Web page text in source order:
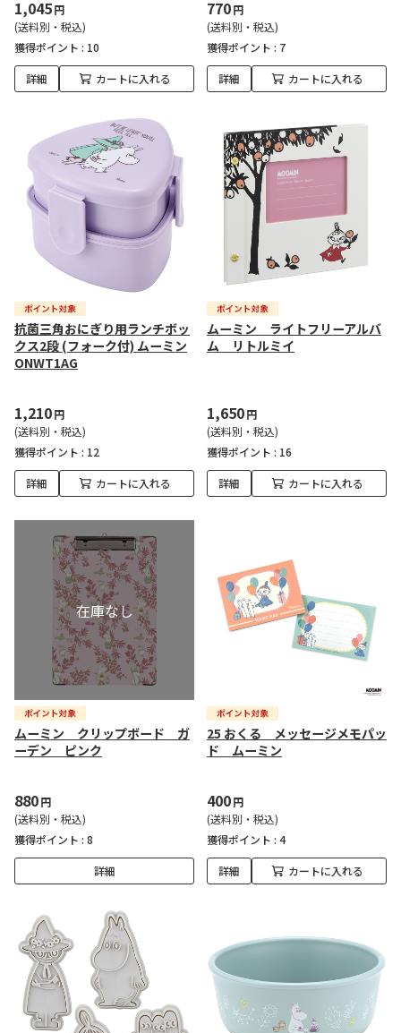
1,045円
(送料別・税込)
獲得ポイント : 10
詳細 カートに入れる
770円
(送料別・税込)
獲得ポイント : 7
詳細 カートに入れる
抗菌三角おにぎり用ランチボッ
クス2段 (フォーク付) ムーミン
ONWT1AG
1,210円
(送料別・税込)
獲得ポイント : 12
詳細 カートに入れる
ムーミン ライトフリーアルバ
ム リトルミイ
1,650円
(送料別・税込)
獲得ポイント : 16
詳細 カートに入れる
ムーミン クリップボード ガ
ーデン ピンク
880円
(送料別・税込)
獲得ポイント : 8
詳細
25 おくる メッセージメモパッ
ド ムーミン
400円
(送料別・税込)
獲得ポイント : 4
詳細 カートに入れる